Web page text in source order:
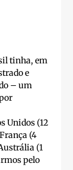
tinha, em
e
– um
Unidos (12
(4
(1
pelo